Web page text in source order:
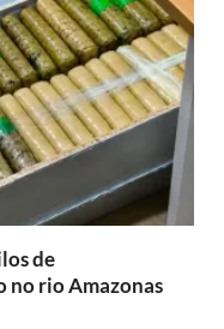
de
no rio Amazonas